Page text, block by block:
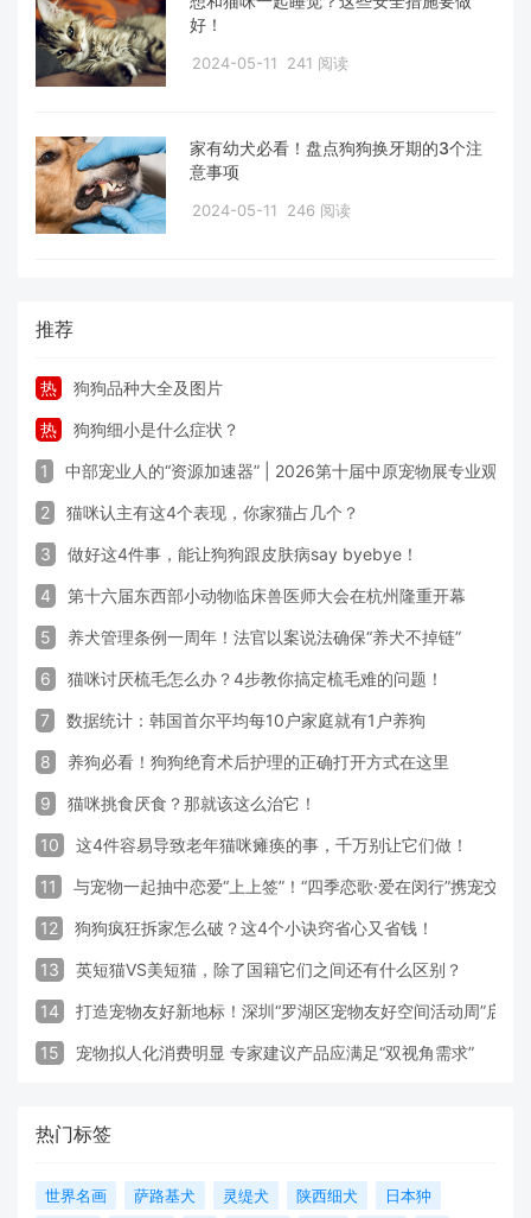
好！
2024-05-11 241 阅读
家有幼犬必看！盘点狗狗换牙期的3个注
意事项
2024-05-11 246 阅读
推荐
热 狗狗品种大全及图片
热 狗狗细小是什么症状？
1 中部宠业人的“资源加速器” | 2026第十届中原宠物展专业观众
2 猫咪认主有这4个表现，你家猫占几个？
3 做好这4件事，能让狗狗跟皮肤病say byebye！
4 第十六届东西部小动物临床兽医师大会在杭州隆重开幕
5 养犬管理条例一周年！法官以案说法确保“养犬不掉链”
6 猫咪讨厌梳毛怎么办？4步教你搞定梳毛难的问题！
7 数据统计：韩国首尔平均每10户家庭就有1户养狗
8 养狗必看！狗狗绝育术后护理的正确打开方式在这里
9 猫咪挑食厌食？那就该这么治它！
10 这4件容易导致老年猫咪瘫痪的事，千万别让它们做！
11 与宠物一起抽中恋爱“上上签”！“四季恋歌·爱在闵行”携宠交友
12 狗狗疯狂拆家怎么破？这4个小诀窍省心又省钱！
13 英短猫VS美短猫，除了国籍它们之间还有什么区别？
14 打造宠物友好新地标！深圳“罗湖区宠物友好空间活动周”启动
15 宠物拟人化消费明显 专家建议产品应满足“双视角需求”
热门标签
世界名画 萨路基犬 灵缇犬 陕西细犬
日本狆